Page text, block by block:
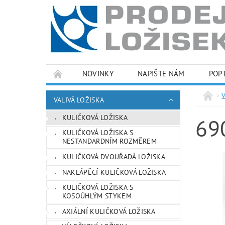
NOVINKY NAPIŠTE NÁM
PODMÍNKY OCHRANY OSOBNÍCH ÚDAJŮ
VALIVÁ LOŽISKA
KULIČKOVÁ LOŽISKA
KULIČKOVÁ LOŽISKA S
NESTANDARDNÍM ROZMĚREM
KULIČKOVÁ DVOUŘADÁ LOŽISKA
NAKLÁPĚCÍ KULIČKOVÁ LOŽISKA
KULIČKOVÁ LOŽISKA S
KOSOÚHLÝM STYKEM
AXIÁLNÍ KULIČKOVÁ LOŽISKA